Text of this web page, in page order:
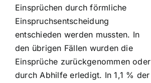
Einsprüchen durch förmliche
Einspruchsentscheidung
entschieden werden mussten. In
den übrigen Fällen wurden die
Einsprüche zurückgenommen oder
durch Abhilfe erledigt. In 1,1 % der